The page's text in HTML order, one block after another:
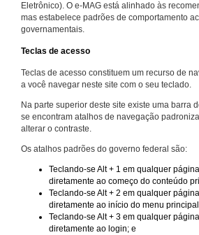
Eletrônico). O e-MAG está alinhado às
mas estabelece padrões de comportamento
governamentais.
Teclas de acesso
Teclas de acesso constituem um recurso de
a você navegar neste site com o seu teclado.
Na parte superior deste site existe uma barra
se encontram atalhos de navegação
alterar o contraste.
Os atalhos padrões do governo federal são:
Teclando-se Alt + 1 em qualquer
diretamente ao começo do conteúdo
Teclando-se Alt + 2 em qualquer
diretamente ao início do menu
Teclando-se Alt + 3 em qualquer
diretamente ao login; e